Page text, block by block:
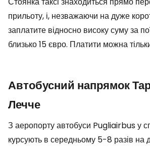
прильоту, і, незважаючи на дуже
заплатите відносно високу суму за
близько 15 євро. Платити можна
Автобусний напрямок
Лечче
З аеропорту автобуси Pugliairbus у
курсують в середньому 5-8 разів на